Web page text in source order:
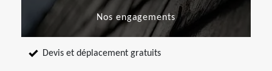
Nos engagements
Devis et déplacement gratuits